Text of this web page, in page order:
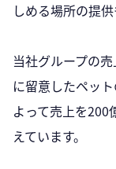
しめる場所の提
当社グループの
に留意したペッ
よって売上を200
えています。